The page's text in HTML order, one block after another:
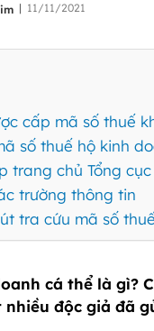
| 11/11/2021
cấp mã số thuế
số thuế hộ kinh
trang chủ Tổng
trường thông tin
tra cứu mã số thuế
cá thể là gì?
nhiều độc giả đã